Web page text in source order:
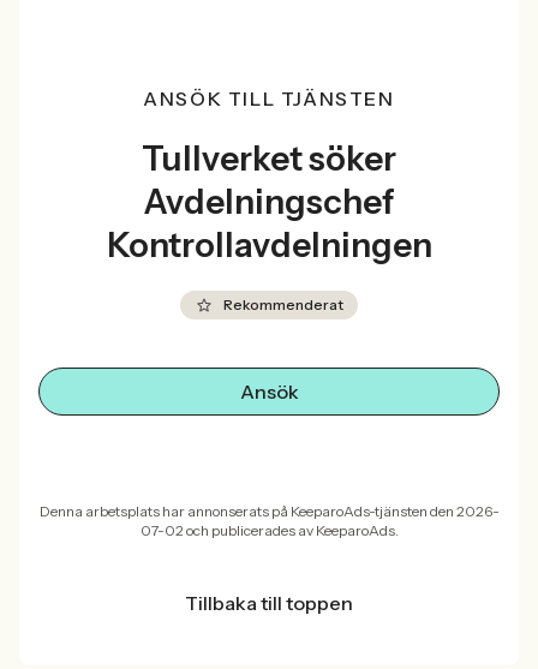
ANSÖK TILL TJÄNSTEN
Tullverket söker
Avdelningschef
Kontrollavdelningen
Rekommenderat
Ansök
Denna arbetsplats har annonserats på KeeparoAds-tjänsten den 2026-
07-02 och publicerades av KeeparoAds.
Tillbaka till toppen